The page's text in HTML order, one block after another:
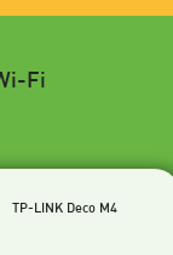
Fi
TP-LINK Deco M4